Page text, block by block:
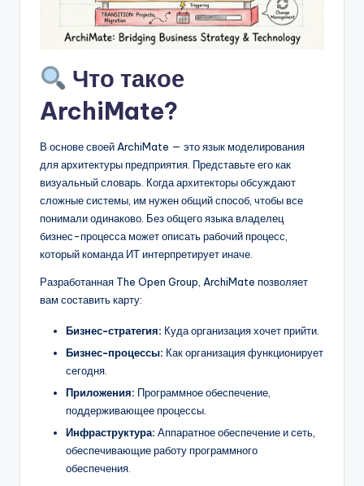
Что такое
ArchiMate?
В основе своей ArchiMate — это язык моделирования
для архитектуры предприятия. Представьте его как
визуальный словарь. Когда архитекторы обсуждают
сложные системы, им нужен общий способ, чтобы все
понимали одинаково. Без общего языка владелец
бизнес-процесса может описать рабочий процесс,
который команда ИТ интерпретирует иначе.
Разработанная The Open Group, ArchiMate позволяет
вам составить карту:
Бизнес-стратегия: Куда организация хочет прийти.
Бизнес-процессы: Как организация функционирует
сегодня.
Приложения: Программное обеспечение,
поддерживающее процессы.
Инфраструктура: Аппаратное обеспечение и сеть,
обеспечивающие работу программного
обеспечения.